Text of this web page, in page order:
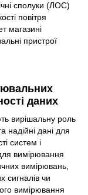
сполуки (ЛОС)
повітря
магазині
пристрої
даних
вирішальну роль
надійні дані для
систем і
вимірювання
вимірювань,
сигналів чи
вимірювання